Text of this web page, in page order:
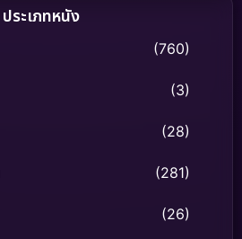
ประเภทหนัง
(760)
(3)
(28)
(281)
(26)